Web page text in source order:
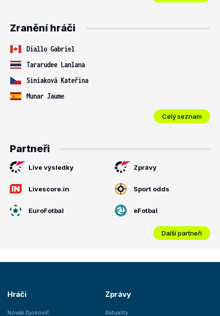
Zranění hráči
Diallo Gabriel
Tararudee Lanlana
Siniaková Kateřina
Munar Jaume
Celý seznam
Partneři
Live výsledky Zprávy
Livescore.in Sport odds
EuroFotbal eFotbal
Další partneři
Hráči
Novak Djokovič
Zprávy
Aktuality